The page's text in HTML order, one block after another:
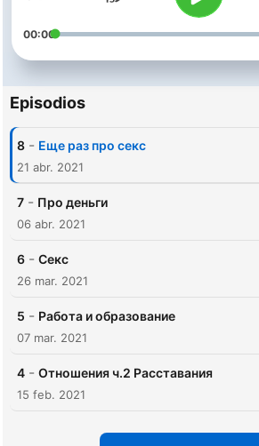
00:00
Episodios
8 - Еще раз про секс
21 abr. 2021
7 - Про деньги
06 abr. 2021
6 - Секс
26 mar. 2021
5 - Работа и образование
07 mar. 2021
4 - Отношения ч.2 Расставания
15 feb. 2021